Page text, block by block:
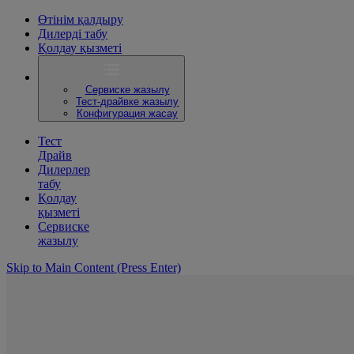
Өтінім қалдыру
Дилерді табу
Қолдау қызметі
Сервиске жазылу
Тест-драйвке жазылу
Конфигурация жасау
Тест
Драйв
Дилерлер
табу
Қолдау
қызметі
Сервиске
жазылу
Skip to Main Content (Press Enter)